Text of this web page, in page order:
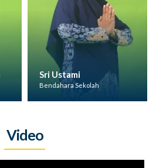
Sri Ustami
Bendahara Sekolah
Video